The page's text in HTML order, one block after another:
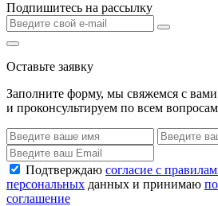
Подпишитесь на рассылку
Оставьте заявку
Заполните форму, мы свяжемся с
и проконсультируем по всем вопросам
Подтверждаю согласие с
персональных данных и принимаю
соглашение